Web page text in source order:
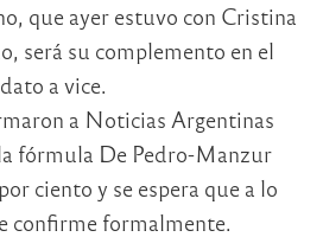
que ayer estuvo con Cristina
será su complemento en el
a vice.
a Noticias Argentinas
fórmula De Pedro-Manzur
ciento y se espera que a lo
confirme formalmente.